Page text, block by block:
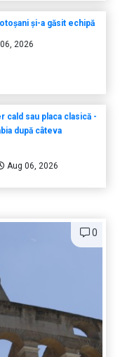
și-a găsit echipă
2026
cald sau placa clasică -
după câteva
Aug 06, 2026
0